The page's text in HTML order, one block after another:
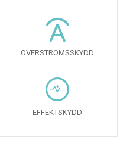
ÖVERSTRÖMSSKYDD
EFFEKTSKYDD